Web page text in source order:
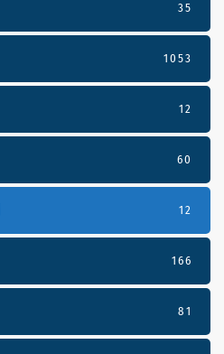
35
1053
12
60
12
166
81